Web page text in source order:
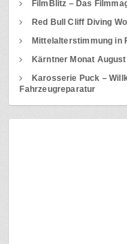
FilmBlitz – Das
Red Bull Cliff Diving
Mittelalterstimmung in
Kärntner Monat
Karosserie Puck –
Fahrzeugreparatur